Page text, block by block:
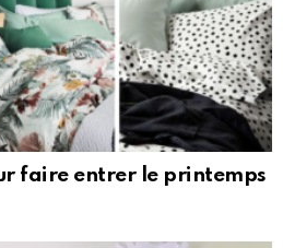
faire entrer le printemps